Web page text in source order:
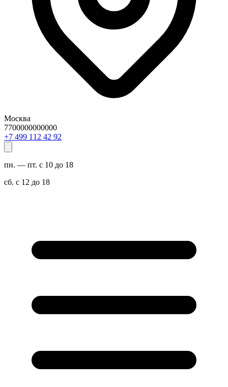
Москва
7700000000000
29 24 211 994 7+
пн. — пт. с 10 до 18
сб. с 12 до 18